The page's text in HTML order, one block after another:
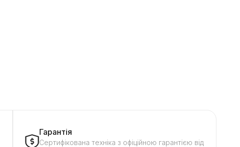
Гарантія
Сертифікована техніка з офіційною гарантією від